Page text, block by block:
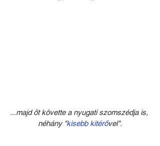
...majd őt követte a nyugati szomszédja is,
néhány "kisebb kitérővel".